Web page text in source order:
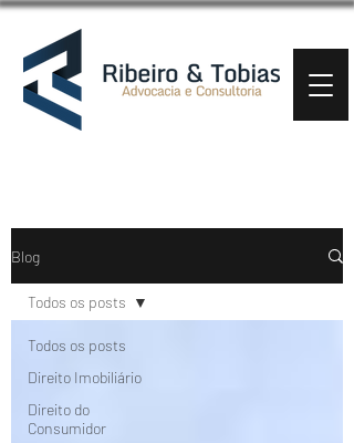
Blog
Todos os posts
Direito Imobiliário
Direito do
Consumidor
Todos os posts